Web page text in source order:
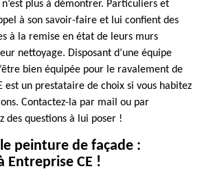
plus à démontrer. Particuliers et
à son savoir-faire et lui confient des
à la remise en état de leurs murs
nettoyage. Disposant d’une équipe
bien équipée pour le ravalement de
est un prestataire de choix si vous habitez
Contactez-la par mail ou par
des questions à lui poser !
peinture de façade :
Entreprise CE !